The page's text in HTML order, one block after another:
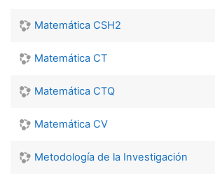
Matemática CSH2
Matemática CT
Matemática CTQ
Matemática CV
Metodología de la Investigación